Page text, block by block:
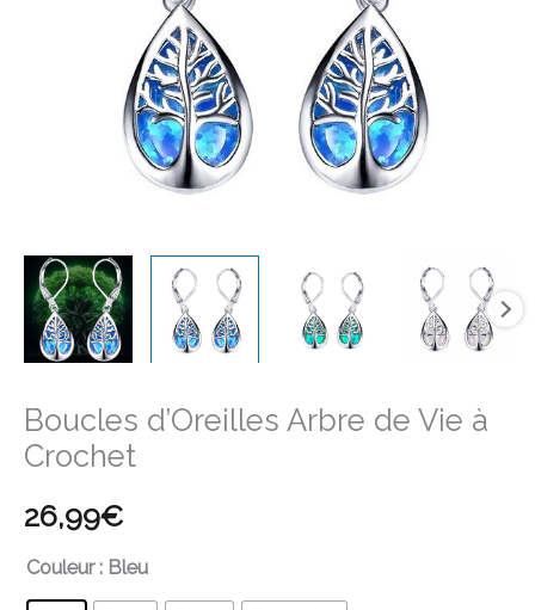
Boucles d’Oreilles Arbre de Vie à
Crochet
26,99€
Couleur : Bleu